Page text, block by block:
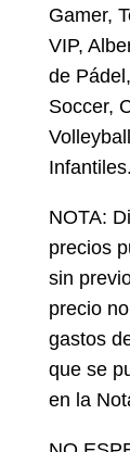
Gamer,
VIP,
de
Soccer,
Infantiles.
NOTA:
precios
sin
precio
gastos
que se
en la